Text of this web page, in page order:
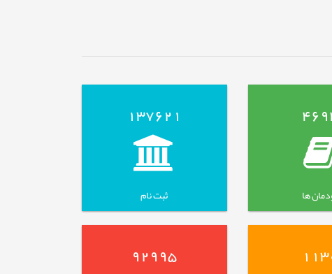
ها
137621
ثبت نام
92995